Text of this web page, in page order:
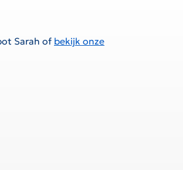
Sarah of bekijk onze